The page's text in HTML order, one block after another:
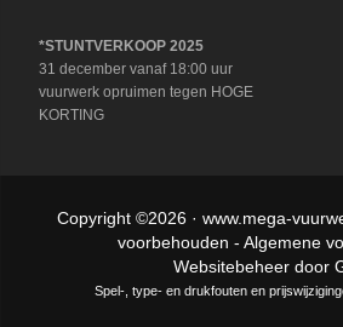
*STUNTVERKOOP 2025
31 december vanaf 18:00 uur
vuurwerk opruimen tegen HOGE
KORTING
Copyright ©2026 · www.mega-
voorbehouden - Algemene
Websitebeheer door
Spel-, type- en drukfouten en